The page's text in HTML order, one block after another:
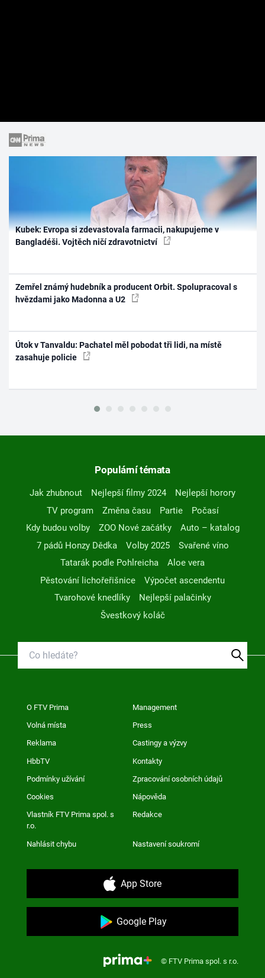
Kubek: Evropa si zdevastovala farmacii, nakupujeme v
Bangladéši. Vojtěch ničí zdravotnictví
Zemřel známý hudebník a producent Orbit. Spolupracoval s
hvězdami jako Madonna a U2
Útok v Tanvaldu: Pachatel měl pobodat tři lidi, na místě
zasahuje policie
Populární témata
Jak zhubnout Nejlepší filmy 2024
Nejlepší horory
TV program
Změna času Partie
Počasí
Kdy budou volby
ZOO Nové začátky
Auto – katalog
7 pádů Honzy Dědka
Volby 2025
Svařené víno
Tatarák podle Pohlreicha
Aloe vera
Pěstování lichořeřišnice
Výpočet ascendentu
Tvarohové knedlíky
Nejlepší palačinky
Švestkový koláč
O FTV Prima Management
Volná místa Press
Reklama Castingy a výzvy
HbbTV Kontakty
Podmínky užívání Zpracování osobních údajů
Cookies Nápověda
Vlastník FTV Prima spol. s
r.o.
Redakce
Nahlásit chybu Nastavení soukromí
App Store
Google Play
© FTV Prima spol. s r.o.